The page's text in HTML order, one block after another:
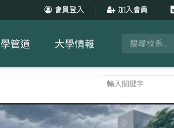
會員登入 加入會員
管道 大學情報